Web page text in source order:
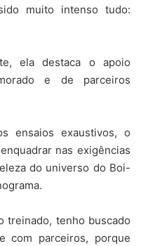
muito intenso tudo:
ela destaca o apoio
e de parceiros
ensaios exaustivos, o
nas exigências
do universo do Boi-
treinado, tenho buscado
com parceiros, porque